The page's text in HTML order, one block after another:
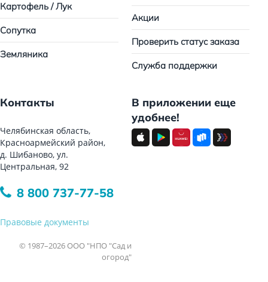
Картофель / Лук
Сопутка
Земляника
Акции
Проверить статус заказа
Служба поддержки
Контакты
Челябинская область,
Красноармейский район,
д. Шибаново, ул.
Центральная, 92
8 800 737-77-58
Правовые документы
© 1987–2026 ООО "НПО "Сад и
огород"
В приложении еще
удобнее!